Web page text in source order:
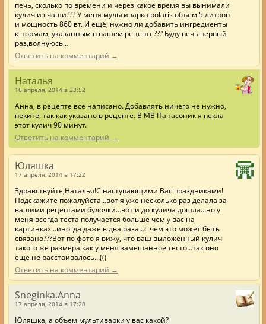
печь, сколько по времени и через какое время вы вынимали
кулич из чаши??? У меня мультиварка polaris объем 5 литров
и мощность 860 вт. И ещё, нужно ли добавить ингредиенты
к нормам, указанным в вашем рецепте??? Буду печь первый
раз,волнуюсь…
Ответить на комментарий →
Наталья
16 апреля, 2014 в 23:52
Анна, в рецепте все написано. Добавлять ничего не нужно,
пеките, так как указано в рецепте. В МВ Панасоник я пекла
этот кулич 90 минут.
Ответить на комментарий →
Юляшка
17 апреля, 2014 в 17:22
Здравствуйте,Наталья!С наступающими Вас праздниками!
Подскажите пожалуйста…вот я уже несколько раз делала за
вашими рецептами булочки…вот и до кулича дошла…но у
меня всегда теста получается больше чем у вас на
картинках…иногда даже в два раза…с чем это может быть
связано???Вот по фото я вижу, что ваш выложенный кулич
такого же размера как у меня замешанное тесто…так оно
еще не расстаивалось…(((
Ответить на комментарий →
Sneginka.Anna
17 апреля, 2014 в 17:28
Юляшка, а объем мультиварки у вас какой?